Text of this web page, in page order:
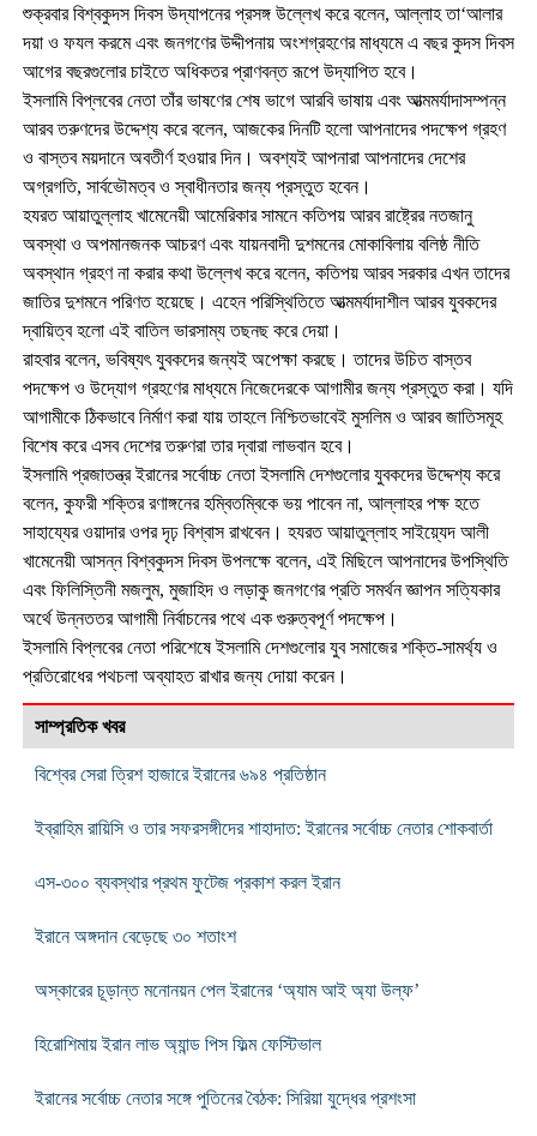
শুক্রবার বিশ্বকুদস দিবস উদ্যাপনের প্রসঙ্গ উল্লেখ করে বলেন, আল্লাহ তা‘আলার
দয়া ও ফযল করমে এবং জনগণের উদ্দীপনায় অংশগ্রহণের মাধ্যমে এ বছর কুদস দিবস
আগের বছরগুলোর চাইতে অধিকতর প্রাণবন্ত রূপে উদ্যাপিত হবে।
ইসলামি বিপ্লবের নেতা তাঁর ভাষণের শেষ ভাগে আরবি ভাষায় এবং আত্মমর্যাদাসম্পন্ন
আরব তরুণদের উদ্দেশ্য করে বলেন, আজকের দিনটি হলো আপনাদের পদক্ষেপ গ্রহণ
ও বাস্তব ময়দানে অবতীর্ণ হওয়ার দিন। অবশ্যই আপনারা আপনাদের দেশের
অগ্রগতি, সার্বভৌমত্ব ও স্বাধীনতার জন্য প্রস্তুত হবেন।
হযরত আয়াতুল্লাহ খামেনেয়ী আমেরিকার সামনে কতিপয় আরব রাষ্ট্রের নতজানু
অবস্থা ও অপমানজনক আচরণ এবং যায়নবাদী দুশমনের মোকাবিলায় বলিষ্ঠ নীতি
অবস্থান গ্রহণ না করার কথা উল্লেখ করে বলেন, কতিপয় আরব সরকার এখন তাদের
জাতির দুশমনে পরিণত হয়েছে। এহেন পরিস্থিতিতে আত্মমর্যাদাশীল আরব যুবকদের
দ্বায়িত্ব হলো এই বাতিল ভারসাম্য তছনছ করে দেয়া।
রাহবার বলেন, ভবিষ্যৎ যুবকদের জন্যই অপেক্ষা করছে। তাদের উচিত বাস্তব
পদক্ষেপ ও উদ্যোগ গ্রহণের মাধ্যমে নিজেদেরকে আগামীর জন্য প্রস্তুত করা। যদি
আগামীকে ঠিকভাবে নির্মাণ করা যায় তাহলে নিশ্চিতভাবেই মুসলিম ও আরব জাতিসমূহ
বিশেষ করে এসব দেশের তরুণরা তার দ্বারা লাভবান হবে।
ইসলামি প্রজাতন্ত্র ইরানের সর্বোচ্চ নেতা ইসলামি দেশগুলোর যুবকদের উদ্দেশ্য করে
বলেন, কুফরী শক্তির রণাঙ্গনের হম্বিতম্বিকে ভয় পাবেন না, আল্লাহর পক্ষ হতে
সাহায্যের ওয়াদার ওপর দৃঢ় বিশ্বাস রাখবেন। হযরত আয়াতুল্লাহ সাইয়্যেদ আলী
খামেনেয়ী আসন্ন বিশ্বকুদস দিবস উপলক্ষে বলেন, এই মিছিলে আপনাদের উপস্থিতি
এবং ফিলিস্তিনী মজলুম, মুজাহিদ ও লড়াকু জনগণের প্রতি সমর্থন জ্ঞাপন সত্যিকার
অর্থে উন্নততর আগামী নির্বাচনের পথে এক গুরুত্বপূর্ণ পদক্ষেপ।
ইসলামি বিপ্লবের নেতা পরিশেষে ইসলামি দেশগুলোর যুব সমাজের শক্তি-সামর্থ্য ও
প্রতিরোধের পথচলা অব্যাহত রাখার জন্য দোয়া করেন।
সাম্প্রতিক খবর
বিশ্বের সেরা ত্রিশ হাজারে ইরানের ৬৯৪ প্রতিষ্ঠান
ইব্রাহিম রায়িসি ও তার সফরসঙ্গীদের শাহাদাত: ইরানের সর্বোচ্চ নেতার শোকবার্তা
এস-৩০০ ব্যবস্থার প্রথম ফুটেজ প্রকাশ করল ইরান
ইরানে অঙ্গদান বেড়েছে ৩০ শতাংশ
অস্কারের চূড়ান্ত মনোনয়ন পেল ইরানের ‘অ্যাম আই অ্যা উল্ফ’
হিরোশিমায় ইরান লাভ অ্যান্ড পিস ফিল্ম ফেস্টিভাল
ইরানের সর্বোচ্চ নেতার সঙ্গে পুতিনের বৈঠক: সিরিয়া যুদ্ধের প্রশংসা